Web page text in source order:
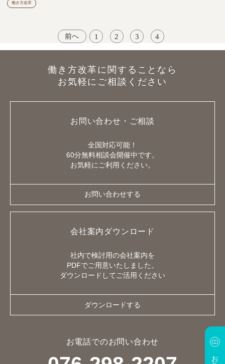
お役立ち資料
働き方改革
前へ 1 2 3 4
働き方改革に関することなら
お気軽にご相談ください
お問い合わせ・ご相談
全国対応可能！
60分無料相談会開催中です。
お気軽にご利用ください。
お問い合わせする
会社案内ダウンロード
社内で検討用の会社案内を
PDFでご用意いたしました。
ダウンロードしてご活用ください
ダウンロードする
お電話でのお問い合わせ